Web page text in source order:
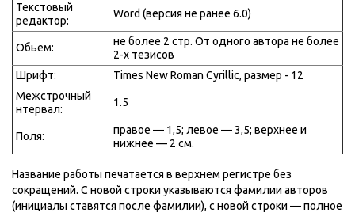
Текстовый
редактор:
Word (версия не ранее 6.0)
Обьем:
не более 2 стр. От одного автора не более
2-х тезисов
Шрифт:
Тimes New Roman Cyrillic, размер - 12
Межстрочный
нтервал:
1.5
Поля:
правое — 1,5; левое — 3,5; верхнее и
нижнее — 2 см.
Название работы печатается в верхнем регистре без
сокращений. С новой строки указываются фамилии авторов
(инициалы ставятся после фамилии), с новой строки — полное